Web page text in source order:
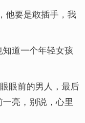
他要是敢插手，我
道一个年轻女孩
眼前的男人，最后
亮，别说，心里